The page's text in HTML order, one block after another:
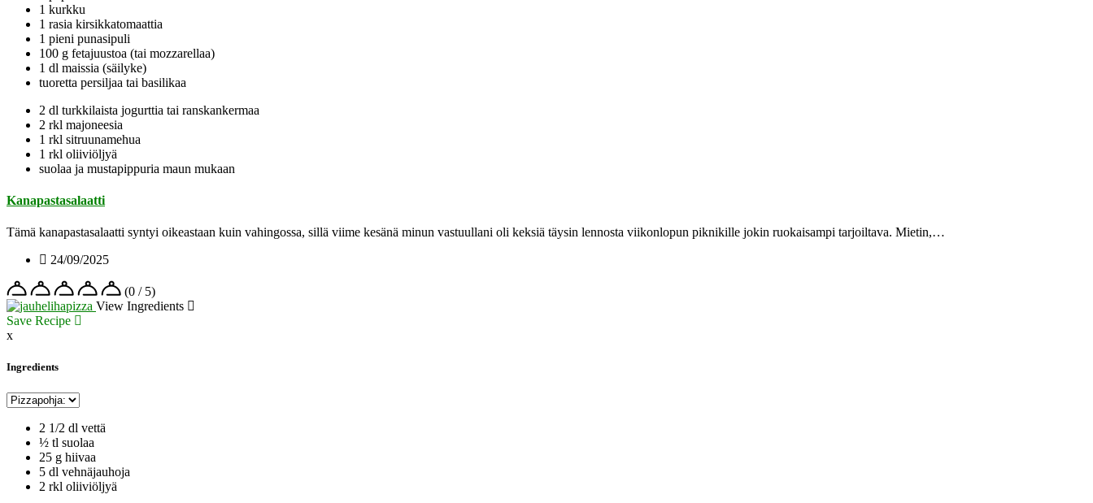
1 kurkku
1 rasia kirsikkatomaattia
1 pieni punasipuli
100 g fetajuustoa (tai mozzarellaa)
1 dl maissia (säilyke)
tuoretta persiljaa tai basilikaa
2 dl turkkilaista jogurttia tai ranskankermaa
2 rkl majoneesia
1 rkl sitruunamehua
1 rkl oliiviöljyä
suolaa ja mustapippuria maun mukaan
Kanapastasalaatti
Tämä kanapastasalaatti syntyi oikeastaan kuin vahingossa, sillä viime kesänä minun vastuullani oli keksiä täysin lennosta viikonlopun piknikille jokin ruokaisampi tarjoiltava. Mietin,…
24/09/2025
(0 / 5)
View Ingredients
Save Recipe
x
Ingredients
2 1/2 dl vettä
½ tl suolaa
25 g hiivaa
5 dl vehnäjauhoja
2 rkl oliiviöljyä